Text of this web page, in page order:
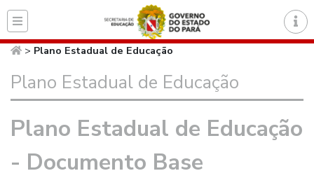
Página inicial do
> Plano Estadual de Educação
Plano Estadual de Educação
Plano Estadual de Educação
- Documento Base